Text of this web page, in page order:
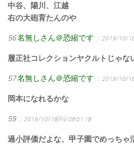
中谷、陽川、江越
右の大砲育たんのや
56名無しさん＠恐縮です ：2019/10/
履正社コレクションヤクルトじゃな
57名無しさん＠恐縮です ：2019/10/
岡本になれるかな
59 ：2019/10/18(Fri) 08:01:18
過小評価だよな、甲子園でめっちゃ